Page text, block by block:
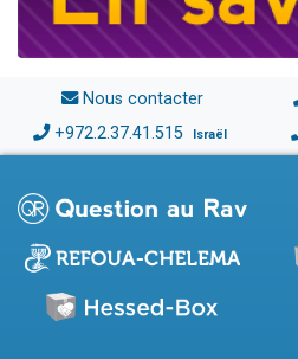
Nous contacter
+972.2.37.41.515 Israël